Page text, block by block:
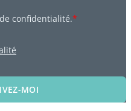
confidentialité.*
MOI